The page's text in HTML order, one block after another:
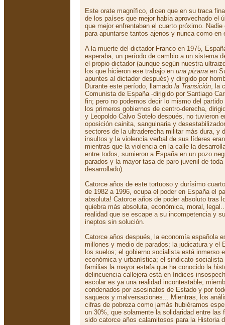
Este orate magnífico, dicen que en su traca
de los países que mejor había aprovechado el
que mejor enfrentaban el cuarto próximo.
para apuntarse tantos ajenos y nunca como en
A la muerte del dictador Franco en 1975,
esperaba, un período de cambio a un sistema
el propio dictador (aunque según nuestra
los que hicieron ese trabajo en una pizarra en
apuntes al dictador después) y dirigido por
Durante este período, llamado la Transición, la
Comunista de España -dirigido por Santiago
fin; pero no podemos decir lo mismo del
los primeros gobiernos de centro-derecha,
y Leopoldo Calvo Sotelo después, no tuvieron
oposición cainita, sanguinaria y
sectores de la ultraderecha militar más dura, y
insultos y la violencia verbal de sus líderes
mientras que la violencia en la calle la
entre todos, sumieron a España en un pozo
parados y la mayor tasa de paro juvenil de
desarrollado).
Catorce años de este tortuoso y durísimo
de 1982 a 1996, ocupa el poder en España el
absoluta! Catorce años de poder absoluto tras
quiebra más absoluta, económica, moral,
realidad que se escape a su incompetencia y
ineptos sin solución.
Catorce años después, la economía española
millones y medio de parados; la judicatura y el
los suelos; el gobierno socialista está inmerso
económica y urbanística; el sindicato socialista
familias la mayor estafa que ha conocido la
delincuencia callejera está en índices
escolar es ya una realidad incontestable;
condenados por asesinatos de Estado y por
saqueos y malversaciones... Mientras, los
cifras de pobreza como jamás hubiéramos
un 30%, que solamente la solidaridad entre las
sido catorce años calamitosos para la Historia